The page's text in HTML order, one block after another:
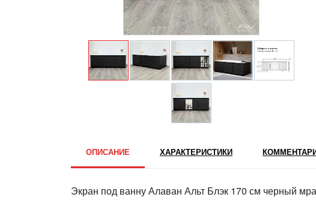
ОПИСАНИЕ ХАРАКТЕРИСТИКИ
Экран под ванну Алаван Альт Блэк 170 см черный